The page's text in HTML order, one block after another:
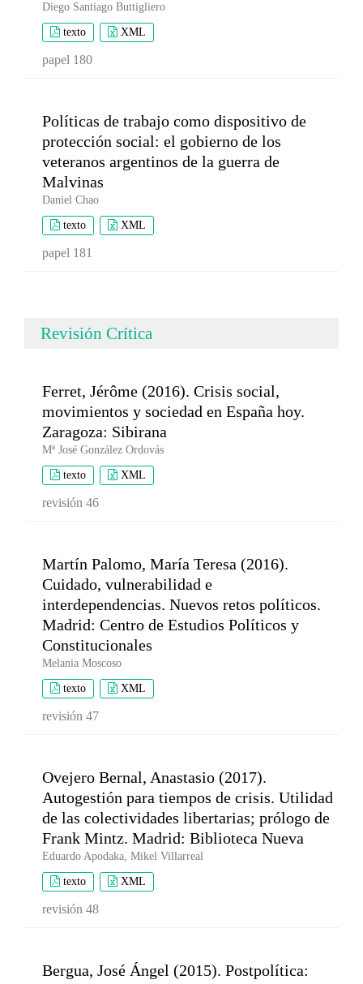
Diego Santiago Buttigliero
texto XML
papel 180
Políticas de trabajo como dispositivo de
protección social: el gobierno de los
veteranos argentinos de la guerra de
Malvinas
Daniel Chao
texto XML
papel 181
Revisión Crítica
Ferret, Jérôme (2016). Crisis social,
movimientos y sociedad en España hoy.
Zaragoza: Sibirana
Mª José González Ordovás
texto XML
revisión 46
Martín Palomo, María Teresa (2016).
Cuidado, vulnerabilidad e
interdependencias. Nuevos retos políticos.
Madrid: Centro de Estudios Políticos y
Constitucionales
Melania Moscoso
texto XML
revisión 47
Ovejero Bernal, Anastasio (2017).
Autogestión para tiempos de crisis. Utilidad
de las colectividades libertarias; prólogo de
Frank Mintz. Madrid: Biblioteca Nueva
Eduardo Apodaka, Mikel Villarreal
texto XML
revisión 48
Bergua, José Ángel (2015). Postpolítica: